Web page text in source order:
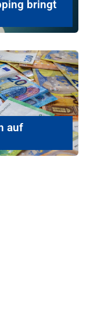
bringt
auf